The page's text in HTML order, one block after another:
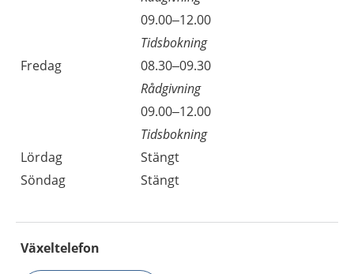
09.00–12.00
Tidsbokning
Fredag
08.30–09.30
Rådgivning
09.00–12.00
Tidsbokning
Lördag
Stängt
Söndag
Stängt
Växeltelefon